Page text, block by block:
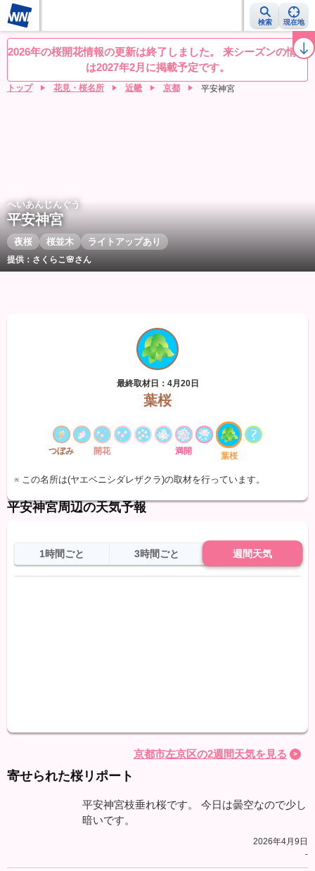
検索 現在地
桜レーダー 名所ランキング 桜開花予想NEWS お花見動画 目的別
2026年の桜開花情報の更新は終了しました。 来シーズンの情報
は2027年2月に掲載予定です。
トップ 花見・桜名所 近畿 京都 平安神宮
へいあんじんぐう
平安神宮
夜桜 桜並木 ライトアップあり
提供：さくらこ🌸さん
最終取材日：4月20日
葉桜
つぼみ 開花 満開 葉桜
※ この名所は(ヤエベニシダレザクラ)の取材を行っています。
平安神宮周辺の天気予報
1時間ごと 3時間ごと 週間天気
京都市左京区の2週間天気を見る
寄せられた桜リポート
平安神宮枝垂れ桜です。 今日は曇空なので少し
暗いです。
2026年4月9日
-